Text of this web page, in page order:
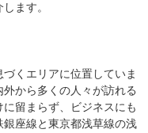
ます。
くエリアに位置していま
から多くの人々が訪れる
留まらず、ビジネスにも
座線と東京都浅草線の浅